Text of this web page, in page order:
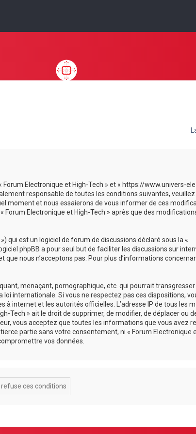
Forum Electronique et High-Tech » et « https://www.univers-
responsable de toutes les conditions suivantes,
moment et nous essaierons de vous informer de ces
Electronique et High-Tech » après que des
qui est un logiciel de forum de discussions déclaré sous la «
phpBB a pour seul but de faciliter les discussions sur
nous n’acceptons pas. Pour plus d’informations
menaçant, pornographique, etc. qui pourrait
internationale. Si vous ne respectez pas ces dispositions,
internet et les autorités officielles. L’adresse IP de tous les
Tech » ait le droit de supprimer, de modifier, de déplacer ou
vous acceptez que toutes les informations que vous avez
partie sans votre consentement, ni « Forum Electronique
vos données.